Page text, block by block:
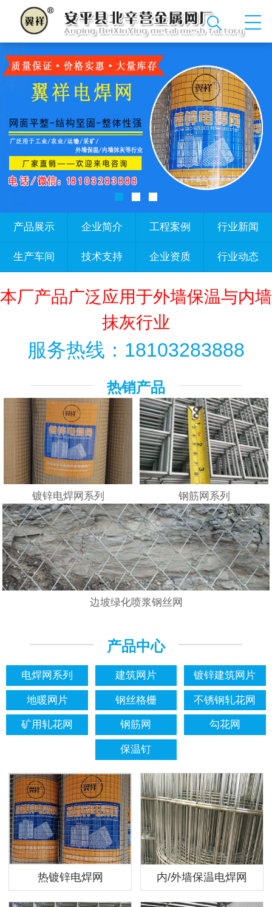
产品展示 企业简介 工程案例 行业新闻
生产车间 技术支持 企业资质 行业动态
联系我们
本厂产品广泛应用于外墙保温与内墙
抹灰行业
服务热线：18103283888
热销产品
镀锌电焊网系列 钢筋网系列
边坡绿化喷浆钢丝网
产品中心
电焊网系列 建筑网片 镀锌建筑网片
地暖网片 钢丝格栅 不锈钢轧花网
矿用轧花网 钢筋网 勾花网
保温钉
热镀锌电焊网 内/外墙保温电焊网